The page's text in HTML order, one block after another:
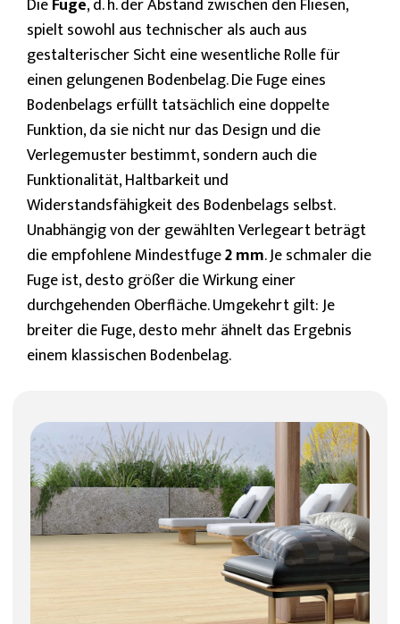
DieFuge, d. h. der Abstand zwischen den Fliesen,
spielt sowohl aus technischer als auch aus
gestalterischer Sicht eine wesentliche Rolle für
einen gelungenen Bodenbelag. Die Fuge eines
Bodenbelags erfüllt tatsächlich eine doppelte
Funktion, da sie nicht nur das Design und die
Verlegemuster bestimmt, sondern auch die
Funktionalität, Haltbarkeit und
Widerstandsfähigkeit des Bodenbelags selbst.
Unabhängig von der gewählten Verlegeart beträgt
die empfohlene Mindestfuge2 mm. Je schmaler die
Fuge ist, desto größer die Wirkung einer
durchgehenden Oberfläche. Umgekehrt gilt: Je
breiter die Fuge, desto mehr ähnelt das Ergebnis
einem klassischen Bodenbelag.